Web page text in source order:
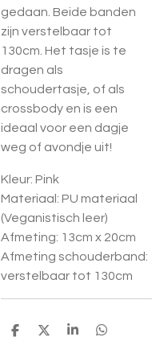
gedaan. Beide banden
zijn verstelbaar tot
130cm. Het tasje is te
dragen als
schoudertasje, of als
crossbody en is een
ideaal voor een dagje
weg of avondje uit!
Kleur: Pink
Materiaal: PU materiaal
(Veganistisch leer)
Afmeting: 13cm x 20cm
Afmeting schouderband:
verstelbaar tot 130cm
D
D
S
D